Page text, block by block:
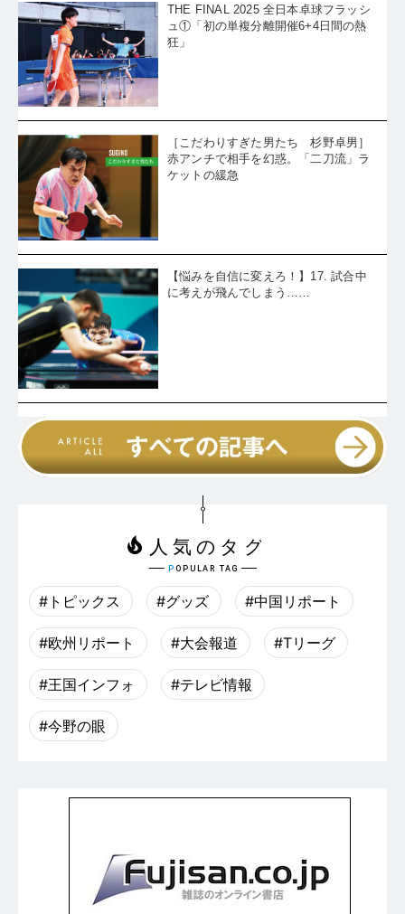
THE FINAL 2025 全日本卓球フラッシ
ュ①「初の単複分離開催6+4日間の熱
狂」
［こだわりすぎた男たち 杉野卓男］
赤アンチで相手を幻惑。「二刀流」ラ
ケットの緩急
【悩みを自信に変えろ！】17. 試合中
に考えが飛んでしまう……
#トピックス #グッズ #中国リポート
#欧州リポート #大会報道 #Tリーグ
#王国インフォ #テレビ情報
#今野の眼